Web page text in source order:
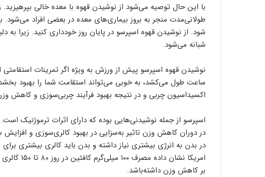
با این حال توصیه می‌شود از نوشیدن قهوه با معده خالی
طولانی‌مدت منجر به بروز بیماری‌های معده در بعضی افراد می‌شود.
شود. از نوشیدن قهوه اسپرسو در پایان روز خودداری کنید. زیرا به
شبانه می‌شود.
نوشیدن قهوه اسپرسو پیش از ورزش به ویژه اگر تمرینات
ساعت طول می‌کشد، به خوبی می‌تواند استقامت شما را بهبود
اکسیداسیون چربی و در نتیجه بهبود فرآیند چربی‌سوزی و کاهش
اسپرسو از جمله نوشیدنی‌هایی بوده که دارای اثرات ترموژنیک
در دوران کاهش وزن تاثیر به‌سزایی در بهبود کالری‌سوزی و
در بدن به انرژی بیشتری نیاز داشته و بدن باید کالری بیشتری
امریکا
بر کاهش وزن داشته‌باشد.